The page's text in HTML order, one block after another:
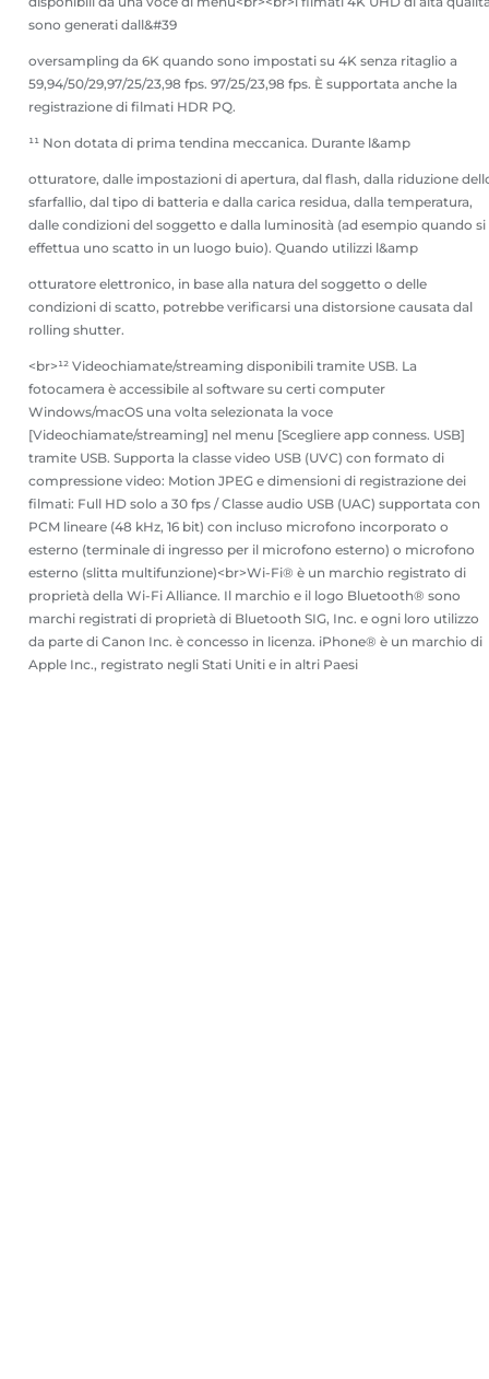
sono generati dall&#39
oversampling da 6K quando sono impostati su 4K senza ritaglio a
59,94/50/29,97/25/23,98 fps. 97/25/23,98 fps. È supportata anche la
registrazione di filmati HDR PQ.
¹¹ Non dotata di prima tendina meccanica. Durante l&amp
otturatore, dalle impostazioni di apertura, dal flash, dalla riduzione
sfarfallio, dal tipo di batteria e dalla carica residua, dalla temperatura,
dalle condizioni del soggetto e dalla luminosità (ad esempio quando si
effettua uno scatto in un luogo buio). Quando utilizzi l&amp
otturatore elettronico, in base alla natura del soggetto o delle
condizioni di scatto, potrebbe verificarsi una distorsione causata dal
rolling shutter.
<br>¹² Videochiamate/streaming disponibili tramite USB. La
fotocamera è accessibile al software su certi computer
Windows/macOS una volta selezionata la voce
[Videochiamate/streaming] nel menu [Scegliere app conness. USB]
tramite USB. Supporta la classe video USB (UVC) con formato di
compressione video: Motion JPEG e dimensioni di registrazione dei
filmati: Full HD solo a 30 fps / Classe audio USB (UAC) supportata con
PCM lineare (48 kHz, 16 bit) con incluso microfono incorporato o
esterno (terminale di ingresso per il microfono esterno) o microfono
esterno (slitta multifunzione)<br>Wi-Fi® è un marchio registrato di
proprietà della Wi-Fi Alliance. Il marchio e il logo Bluetooth® sono
marchi registrati di proprietà di Bluetooth SIG, Inc. e ogni loro utilizzo
da parte di Canon Inc. è concesso in licenza. iPhone® è un marchio di
Apple Inc., registrato negli Stati Uniti e in altri Paesi